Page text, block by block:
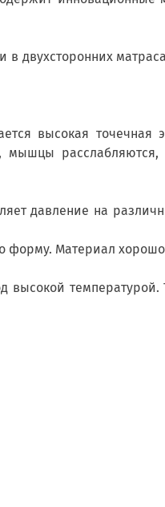
двухсторонних
высокая точечная
мышцы
давление на
форму. Материал
высокой